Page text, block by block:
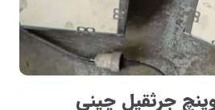
جرثقیل چینی